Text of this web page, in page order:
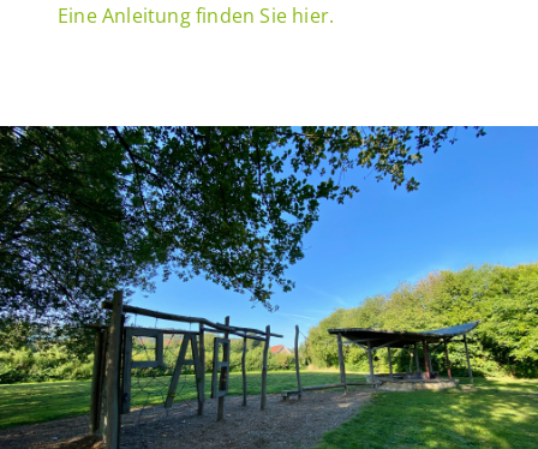
Eine Anleitung finden Sie hier.